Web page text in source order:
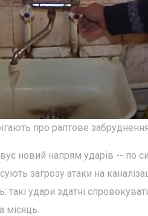
про раптове
новий напрям ударів -- по
загрозу атаки на
удари здатні
місяць.